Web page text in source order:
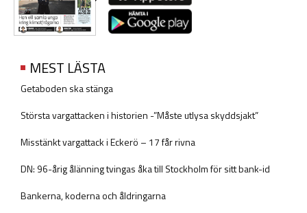
MEST LÄSTA
Getaboden ska stänga
Största vargattacken i historien -”Måste utlysa skyddsjakt”
Misstänkt vargattack i Eckerö – 17 får rivna
DN: 96-årig ålänning tvingas åka till Stockholm för sitt bank-id
Bankerna, koderna och åldringarna